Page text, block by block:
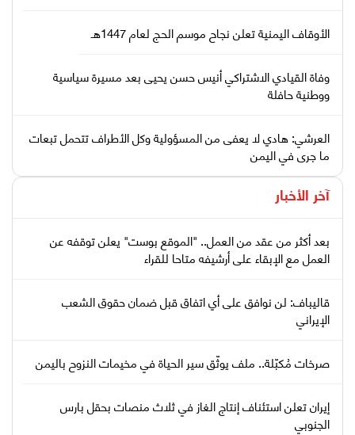
الأوقاف اليمنية تعلن نجاح موسم الحج لعام 1447هـ
وفاة القيادي الاشتراكي أنيس حسن يحيى بعد مسيرة سياسية
ووطنية حافلة
العرشي: هادي لا يعفى من المسؤولية وكل الأطراف تتحمل تبعات
ما جرى في اليمن
آخر الأخبار
بعد أكثر من عقد من العمل.. "الموقع بوست" يعلن توقفه عن
العمل مع الإبقاء على أرشيفه متاحا للقراء
قاليباف: لن نوافق على أي اتفاق قبل ضمان حقوق الشعب
الإيراني
صرخات مُكبّلة.. ملف يوثّق سير الحياة في مخيمات النزوح باليمن
إيران تعلن استئناف إنتاج الغاز في ثلاث منصات بحقل بارس
الجنوبي